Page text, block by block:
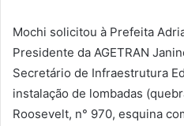
Mochi solicitou à Prefeita
Presidente da AGETRAN
Secretário de Infraestrutura
instalação de lombadas
Roosevelt, n° 970, esquina